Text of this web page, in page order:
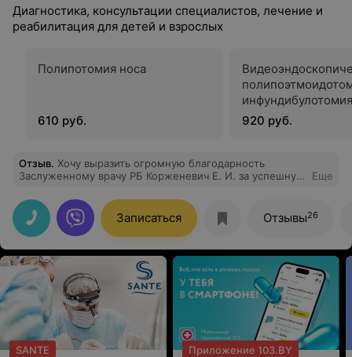
Диагностика, консультации специалистов, лечение и
реабилитация для детей и взрослых
Полипотомия носа
610 руб.
инфундибулотомия
920 руб.
Отзыв. Хочу выразить огромную благодарность
Заслуженному врачу РБ Корженевич Е. И. за успешную
заслуживает положительного одобрения, операция
выполнена на высшем уровне, Советую Елену
Ивановну всем пациентам, имеющим проблемы с
носовым дыханием, она высоко квалифицированный
специалист, чуткий, грамотный, заслуживающий
уважения Человек!
Еще
Записаться Отзывы26
SANTE
Приложение 103.BY